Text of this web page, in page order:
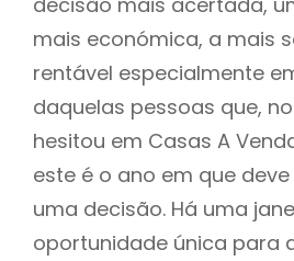
mais económica, a mais
rentável especialmente
daquelas pessoas que,
hesitou em Casas A
este é o ano em que
uma decisão. Há uma
oportunidade única para